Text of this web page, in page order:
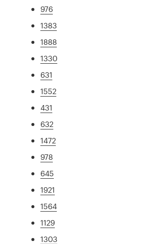
976
1383
1888
1330
631
1552
431
632
1472
978
645
1921
1564
1129
1303